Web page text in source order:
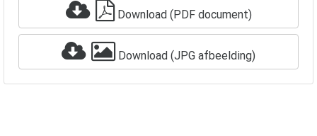
Download (PDF document)
Download (JPG afbeelding)